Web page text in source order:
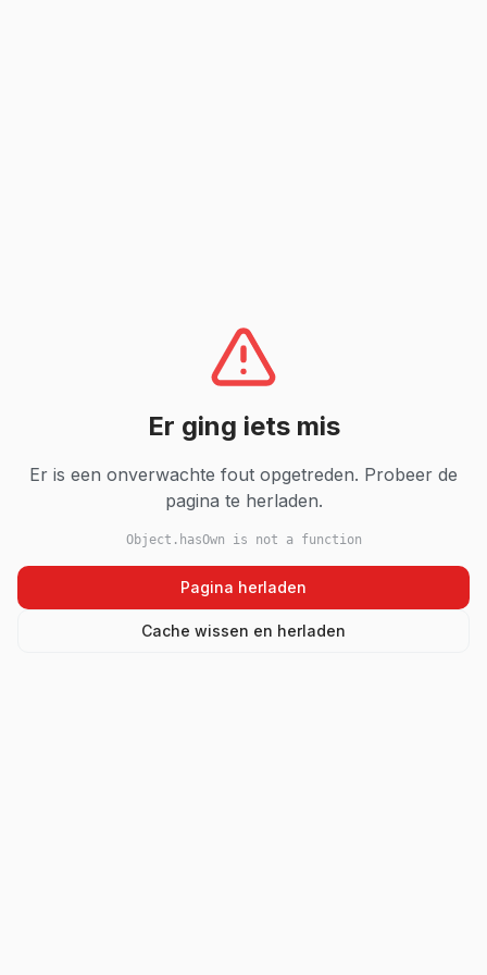
Er ging iets mis
Er is een onverwachte fout opgetreden. Probeer de
pagina te herladen.
Object.hasOwn is not a function
Pagina herladen
Cache wissen en herladen